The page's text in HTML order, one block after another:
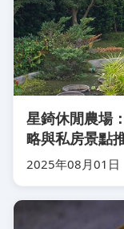
星錡休閒農場
略與私房景點
2025年08月01日